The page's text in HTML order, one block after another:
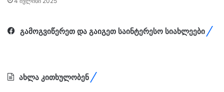
გამოგვიწერეთ და გაიგეთ საინტერესო სიახლეები
ახლა კითხულობენ